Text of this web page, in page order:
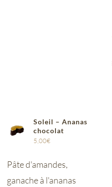
Soleil – Ananas
chocolat
5,00€
Pâte d'amandes,
ganache à l'ananas